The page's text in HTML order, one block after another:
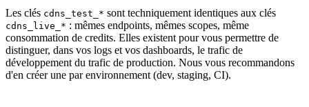
Les clés cdns_test_* sont techniquement identiques aux clés
cdns_live_* : mêmes endpoints, mêmes scopes, même
consommation de credits. Elles existent pour vous permettre de
distinguer, dans vos logs et vos dashboards, le trafic de
développement du trafic de production. Nous vous recommandons
d'en créer une par environnement (dev, staging, CI).